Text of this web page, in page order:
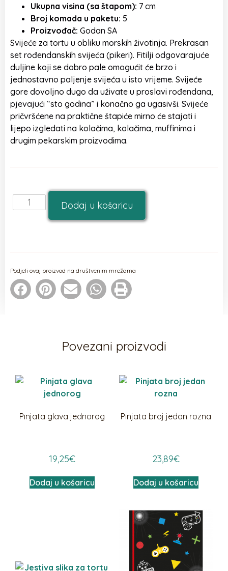
Ukupna visina (sa štapom): 7 cm
Broj komada u paketu: 5
Proizvođač: Godan SA
Svijeće za tortu u obliku morskih životinja. Prekrasan
set rođendanskih svijeća (pikeri). Fitilji odgovarajuće
duljine koji se dobro pale omogućit će brzo i
jednostavno paljenje svijeća u isto vrijeme. Svijeće
gore dovoljno dugo da uživate u proslavi rođendana,
pjevajući “sto godina” i konačno ga ugasivši. Svijeće
pričvršćene na praktične štapiće mirno će stajati i
lijepo izgledati na kolačima, kolačima, muffinima i
drugim pekarskim proizvodima.
Dodaj u košaricu
Podjeli ovaj proizvod na društvenim mrežama
Povezani proizvodi
Pinjata glava jednorog
19,25€
Dodaj u košaricu
Pinjata broj jedan rozna
23,89€
Dodaj u košaricu